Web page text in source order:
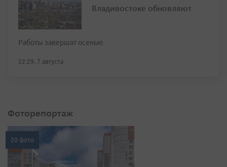
Владивостоке обновляют
Работы завершат осенью
22:29, 7 августа
Фоторепортаж
20 фото